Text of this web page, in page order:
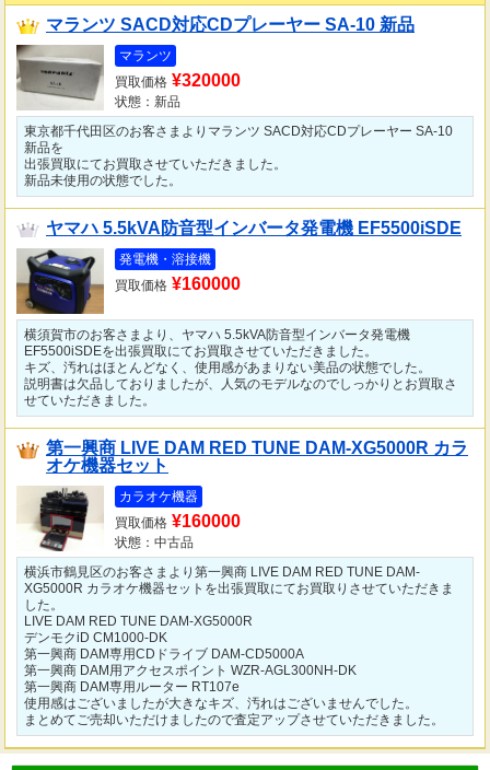
マランツ SACD対応CDプレーヤー SA-10 新品
マランツ
買取価格 ¥320000
状態：新品
東京都千代田区のお客さまよりマランツ SACD対応CDプレーヤー SA-10
新品を
出張買取にてお買取させていただきました。
新品未使用の状態でした。
ヤマハ 5.5kVA防音型インバータ発電機 EF5500iSDE
発電機・溶接機
買取価格 ¥160000
横須賀市のお客さまより、ヤマハ 5.5kVA防音型インバータ発電機
EF5500iSDEを出張買取にてお買取させていただきました。
キズ、汚れはほとんどなく、使用感があまりない美品の状態でした。
説明書は欠品しておりましたが、人気のモデルなのでしっかりとお買取さ
せていただきました。
第一興商 LIVE DAM RED TUNE DAM-XG5000R カラ
オケ機器セット
カラオケ機器
買取価格 ¥160000
状態：中古品
横浜市鶴見区のお客さまより第一興商 LIVE DAM RED TUNE DAM-
XG5000R カラオケ機器セットを出張買取にてお買取りさせていただきま
した。
LIVE DAM RED TUNE DAM-XG5000R
デンモクiD CM1000-DK
第一興商 DAM専用CDドライブ DAM-CD5000A
第一興商 DAM用アクセスポイント WZR-AGL300NH-DK
第一興商 DAM専用ルーター RT107e
使用感はございましたが大きなキズ、汚れはございませんでした。
まとめてご売却いただけましたので査定アップさせていただきました。